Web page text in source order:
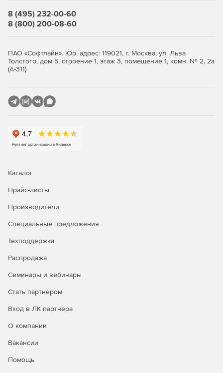
8 (495) 232-00-60
8 (800) 200-08-60
ПАО «Софтлайн». Юр. адрес: 119021, г. Москва, ул. Льва
Толстого, дом 5, строение 1, этаж 3, помещение 1, комн. № 2, 2а
(А-311)
Каталог
Прайс-листы
Производители
Специальные предложения
Техподдержка
Распродажа
Семинары и вебинары
Стать партнером
Вход в ЛК партнера
О компании
Вакансии
Помощь